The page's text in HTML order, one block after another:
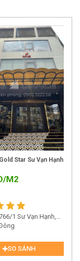
Star Sư Vạn Hạnh
M2
1 Sư Vạn Hạnh,
Quận 10
Đông
SO SÁNH